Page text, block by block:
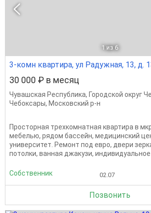
1 из 6
3-комн квартира, ул Радужная, 13, д.
30 000 ₽ в месяц
Чувашская Республика, Городской округ
Чебоксары, Московский р-н
Просторная трехкомнатная квартира в
мебелью, рядом бассейн, медицинский
университет. Ремонт под евро, двери
потолки, ванная джакузи, индивидуальное
Собственник 02.07
Позвонить